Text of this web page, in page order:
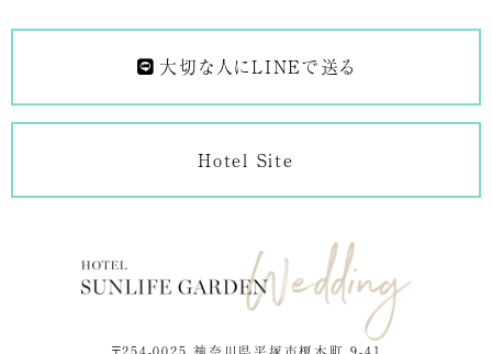
大切な人にLINEで送る
Hotel Site